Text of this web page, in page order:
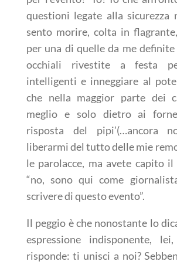
questioni legate alla sicurezza
sento morire, colta in flagrante,
per una di quelle da me definite
occhiali rivestite a festa
intelligenti e inneggiare al
che nella maggior parte dei
meglio e solo dietro ai
risposta del pipi’(…ancora
liberarmi del tutto delle mie
le parolacce, ma avete capito il
“no, sono qui come
scrivere di questo evento”.
Il peggio è che nonostante lo
espressione indisponente,
risponde:ti unisci a noi?